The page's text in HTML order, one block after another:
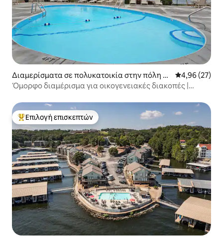
Διαμερίσματα σε πολυκατοικία στην πόλη O
sage Beach
Μέση
4,96 (27)
Όμορφο διαμέρισμα για οικογενειακές διακοπές |
Κορυφαία επιλογή επισκεπτών
Επιλογή επισκεπτών